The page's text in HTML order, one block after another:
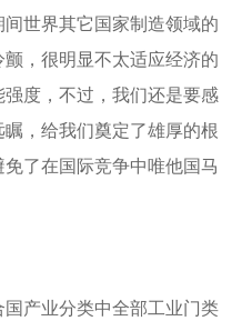
世界其它国家制造领域的
，很明显不太适应经济的
度，不过，我们还是要感
，给我们奠定了雄厚的根
了在国际竞争中唯他国马
产业分类中全部工业门类